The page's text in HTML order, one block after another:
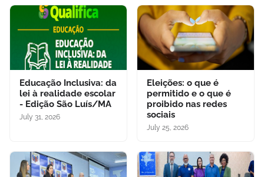
Educação Inclusiva: da
lei à realidade escolar
- Edição São Luís/MA
July 31, 2026
Eleições: o que é
permitido e o que é
proibido nas redes
sociais
July 25, 2026